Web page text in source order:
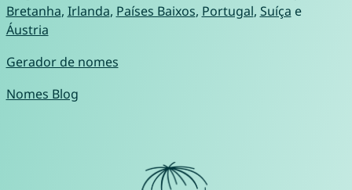
Bretanha, Irlanda, Países Baixos, Portugal, Suíça e
Áustria
Gerador de nomes
Nomes Blog